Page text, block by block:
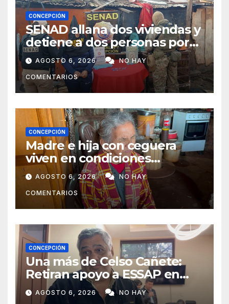
CONCEPCIÓN
SENAD allana dos viviendas y
detiene a dos personas por
presunto microtráfico en
Concepción
AGOSTO 6, 2026 NO HAY
COMENTARIOS
CONCEPCIÓN
Madre e hija con ceguera
viven en condiciones
precarias y vecinos impulsan
campaña solidaria para
ayudarlas
AGOSTO 6, 2026 NO HAY
COMENTARIOS
CONCEPCIÓN
Una más de Celso Cañete:
Retiran apoyo a ESSAP en
Concepción
AGOSTO 6, 2026 NO HAY